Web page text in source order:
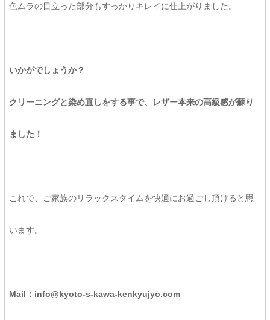
色ムラの目立った部分もすっかりキレイに仕上がりました。
いかがでしょうか？
クリーニングと染め直しをする事で、レザー本来の高級感が蘇り
ました！
これで、ご家族のリラックスタイムを快適にお過ごし頂けると思
います。
Mail ：info@kyoto-s-kawa-kenkyujyo.com